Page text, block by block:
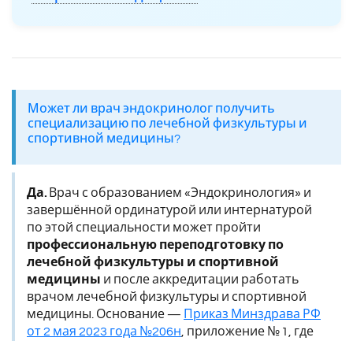
Может ли врач эндокринолог получить
специализацию по лечебной физкультуры и
спортивной медицины?
Да. Врач с образованием «Эндокринология» и
завершённой ординатурой или интернатурой
по этой специальности может пройти
профессиональную переподготовку по
лечебной физкультуры и спортивной
медицины и после аккредитации работать
врачом лечебной физкультуры и спортивной
медицины. Основание — Приказ Минздрава РФ
от 2 мая 2023 года №206н , приложение № 1, где